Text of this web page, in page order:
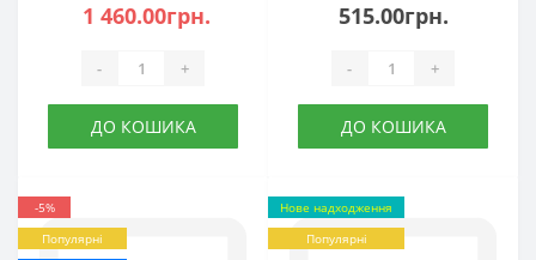
1 460.00грн.
- +
ДО КОШИКА
515.00грн.
- +
ДО КОШИКА
-5%
Популярні
Нове надходження
Популярні